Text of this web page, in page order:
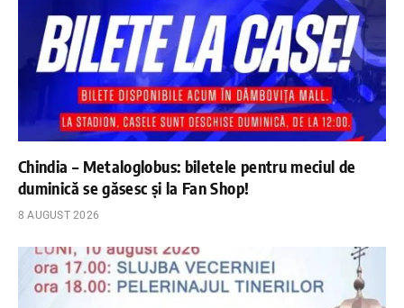
Chindia – Metaloglobus: biletele pentru meciul de
duminică se găsesc și la Fan Shop!
8 AUGUST 2026